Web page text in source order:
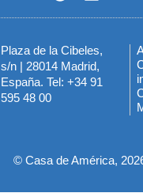
Plaza de la Cibeles,
s/n | 28014 Madrid,
España. Tel: +34 91
595 48 00
© Casa de América,